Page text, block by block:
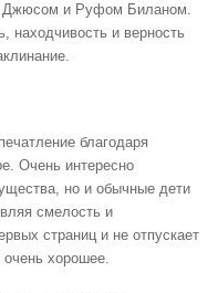
Джюсом и Руфом Биланом.
находчивость и верность
благодаря
Очень интересно
но и обычные дети
смелость и
страниц и не отпускает
хорошее.